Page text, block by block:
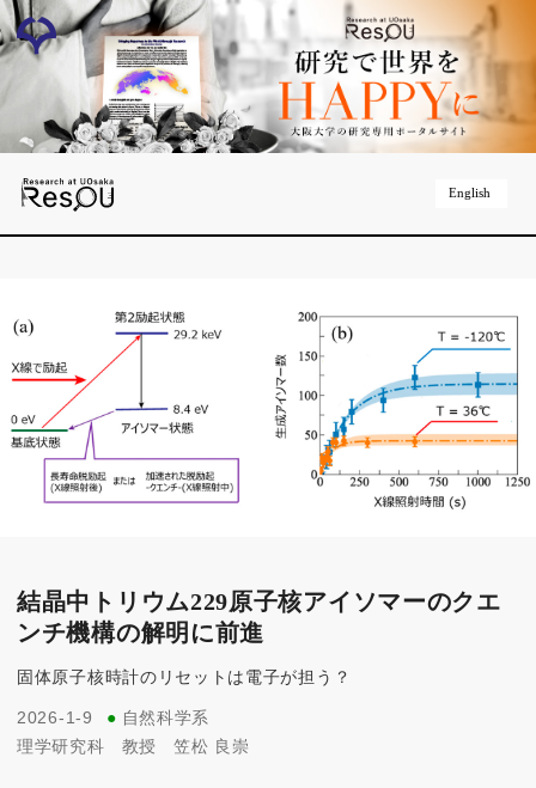
English
結晶中トリウム229原子核アイソマーのクエ
ンチ機構の解明に前進
固体原子核時計のリセットは電子が担う？
2026-1-9 ● 自然科学系
理学研究科
教授 笠松 良崇